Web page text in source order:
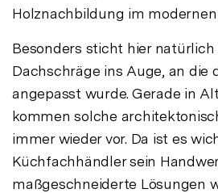
Holznachbildung im
Besonders sticht hier
Dachschräge ins Auge, an die
angepasst wurde. Gerade in
kommen solche
immer wieder vor. Da ist es
Küchfachhändler sein
maßgeschneiderte Lösungen